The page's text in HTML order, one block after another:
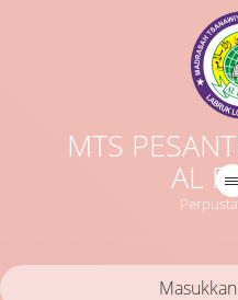
MTS
AL